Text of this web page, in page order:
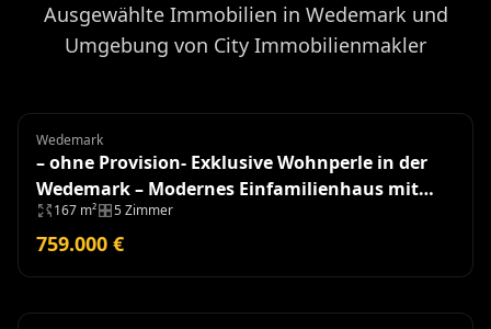
Ausgewählte Immobilien in Wedemark und
Umgebung von City Immobilienmakler
Einfamilienhaus
Wedemark
– ohne Provision- Exklusive Wohnperle in der
Wedemark – Modernes Einfamilienhaus mit
hochwertiger Ausstattung
167 m² 5 Zimmer
759.000 €